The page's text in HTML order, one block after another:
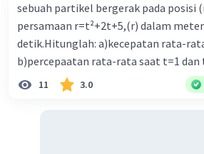
sebuah partikel bergerak pada posisi
persamaan r=t²+2t+5,(r) dalam
detik.Hitunglah: a)kecepatan rata-
b)percepaatan rata-rata saat t=1 dan
11 3.0